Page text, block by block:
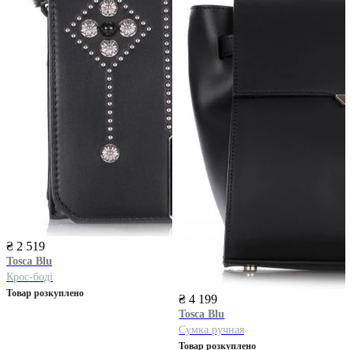
₴ 2 519
Tosca Blu
Крос-боді
Товар розкуплено ₴ 4 199
Tosca Blu
Сумка ручная
Товар розкуплено